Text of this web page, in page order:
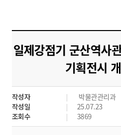
일제강점기 군산역사
기획전시
작성자
박물관관리과
작성일
25.07.23
조회수
3869